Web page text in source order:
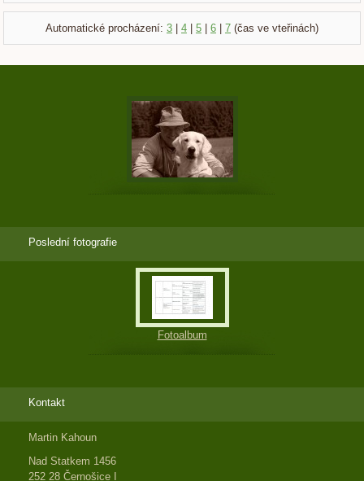
Automatické procházení: 3 4 5 6 7 (čas ve vteřinách)
Poslední fotografie
Fotoalbum
Kontakt
Martin Kahoun
Nad Statkem 1456
252 28 Černošice I